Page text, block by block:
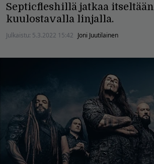
Septicfleshillä jatkaa itseltään
kuulostavalla linjalla.
Julkaistu: 5.3.2022 15:42 Joni Juutilainen